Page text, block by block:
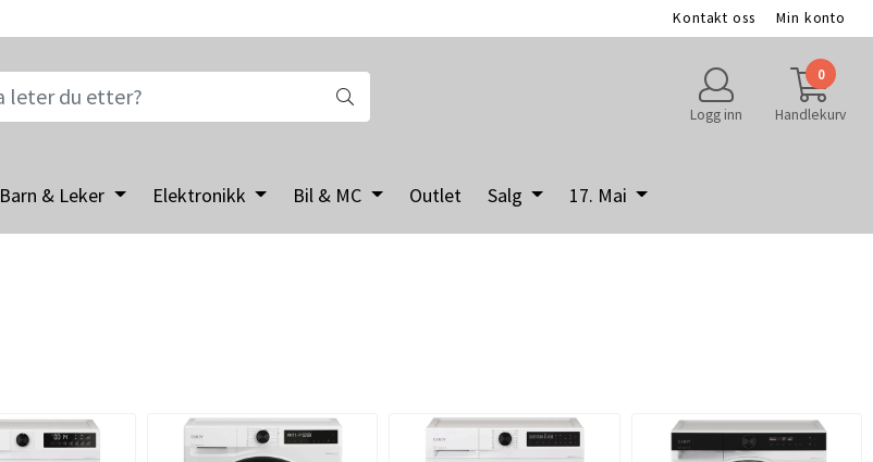
Kontakt oss Min konto
Logg inn
0
Handlekurv
Barn & Leker Elektronikk Bil & MC Outlet Salg 17. Mai